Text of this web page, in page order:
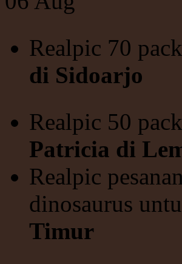
Realpic 70
di Sidoarjo
Realpic 50
Patricia di
Realpic
dinosaurus
Timur